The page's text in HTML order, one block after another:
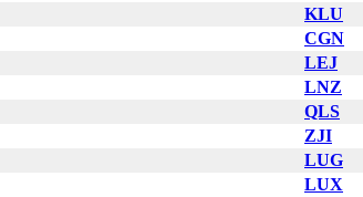
KLU
CGN
LEJ
LNZ
QLS
ZJI
LUG
LUX